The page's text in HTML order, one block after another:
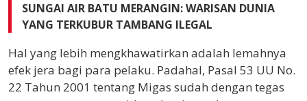
SUNGAI AIR BATU MERANGIN: WARISAN DUNIA
YANG TERKUBUR TAMBANG ILEGAL
Hal yang lebih mengkhawatirkan adalah lemahnya
efek jera bagi para pelaku. Padahal, Pasal 53 UU No.
22 Tahun 2001 tentang Migas sudah dengan tegas